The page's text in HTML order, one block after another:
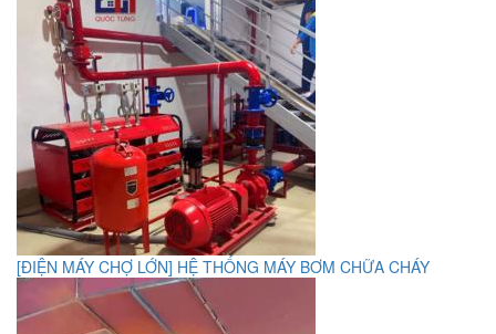
[ĐIỆN MÁY CHỢ LỚN] HỆ THỐNG MÁY BƠM CHỮA CHÁY